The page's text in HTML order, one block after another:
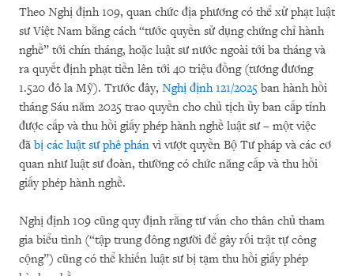
Theo Nghị định 109, quan chức địa phương có thể xử phạt luật
sư Việt Nam bằng cách “tước quyền sử dụng chứng chỉ hành
nghề” tới chín tháng, hoặc luật sư nước ngoài tới ba tháng và
ra quyết định phạt tiền lên tới 40 triệu đồng (tương đương
1.520 đô la Mỹ). Trước đây, Nghị định 121/2025 ban hành hồi
tháng Sáu năm 2025 trao quyền cho chủ tịch ủy ban cấp tỉnh
được cấp và thu hồi giấy phép hành nghề luật sư – một việc
đã bị các luật sư phê phánvì vượt quyền Bộ Tư pháp và các cơ
quan như luật sư đoàn, thường có chức năng cấp và thu hồi
giấy phép hành nghề.
Nghị định 109 cũng quy định rằng tư vấn cho thân chủ tham
gia biểu tình (“tập trung đông người để gây rối trật tự công
cộng”) cũng có thể khiến luật sư bị tạm thu hồi giấy phép